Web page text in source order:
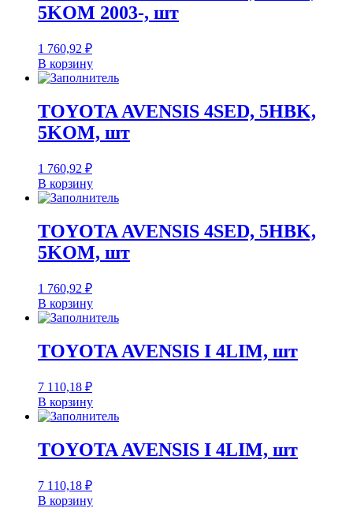
5KOM 2003-, шт
1 760,92 ₽
В корзину
TOYOTA AVENSIS 4SED, 5HBK,
5KOM, шт
1 760,92 ₽
В корзину
TOYOTA AVENSIS 4SED, 5HBK,
5KOM, шт
1 760,92 ₽
В корзину
TOYOTA AVENSIS I 4LIM, шт
7 110,18 ₽
В корзину
TOYOTA AVENSIS I 4LIM, шт
7 110,18 ₽
В корзину